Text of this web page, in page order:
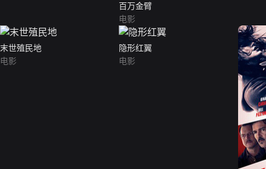
百万金臂
电影
末世殖民地
电影
隐形红翼
电影